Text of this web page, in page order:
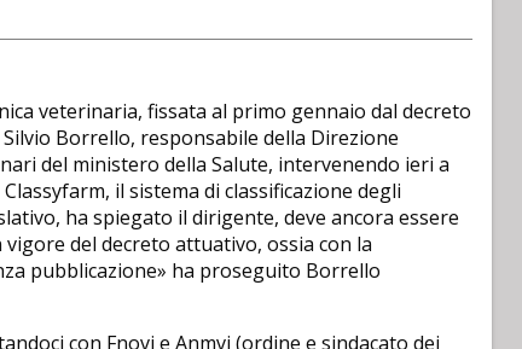
veterinaria, fissata al primo gennaio dal decreto
Borrello, responsabile della Direzione
del ministero della Salute, intervenendo ieri a
il sistema di classificazione degli
ha spiegato il dirigente, deve ancora essere
del decreto attuativo, ossia con la
pubblicazione» ha proseguito Borrello
con Fnovi e Anmvi (ordine e sindacato dei